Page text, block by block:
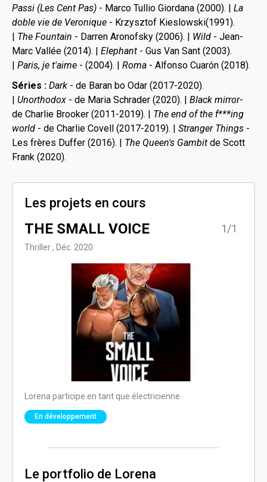
Passi (Les Cent Pas) - Marco Tullio Giordana (2000). | La
doble vie de Veronique - Krzysztof Kieslowski(1991).
| The Fountain - Darren Aronofsky (2006). | Wild - Jean-
Marc Vallée (2014). | Elephant - Gus Van Sant (2003).
| Paris, je t'aime - (2004). | Roma - Alfonso Cuarón (2018).
Séries : Dark - de Baran bo Odar (2017-2020).
| Unorthodox - de Maria Schrader (2020). | Black mirror-
de Charlie Brooker (2011-2019). | The end of the f***ing
world - de Charlie Covell (2017-2019). | Stranger Things -
Les frères Duffer (2016). | The Queen's Gambit de Scott
Frank (2020).
Les projets en cours
THE SMALL VOICE
Thriller , Déc. 2020
1/1
Lorena participe en tant que électricienne
En développement
Le portfolio de Lorena